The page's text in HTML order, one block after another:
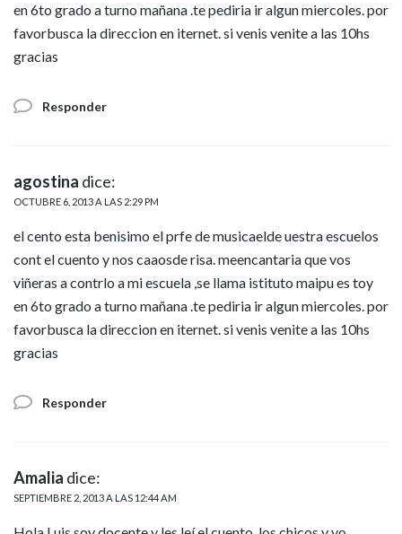
en 6to grado a turno mañana .te pediria ir algun miercoles. por
favorbusca la direccion en iternet. si venis venite a las 10hs
gracias
Responder
agostina dice:
OCTUBRE 6, 2013 A LAS 2:29 PM
el cento esta benisimo el prfe de musicaelde uestra escuelos
cont el cuento y nos caaosde risa. meencantaria que vos
viñeras a contrlo a mi escuela ,se llama istituto maipu es toy
en 6to grado a turno mañana .te pediria ir algun miercoles. por
favorbusca la direccion en iternet. si venis venite a las 10hs
gracias
Responder
Amalia dice:
SEPTIEMBRE 2, 2013 A LAS 12:44 AM